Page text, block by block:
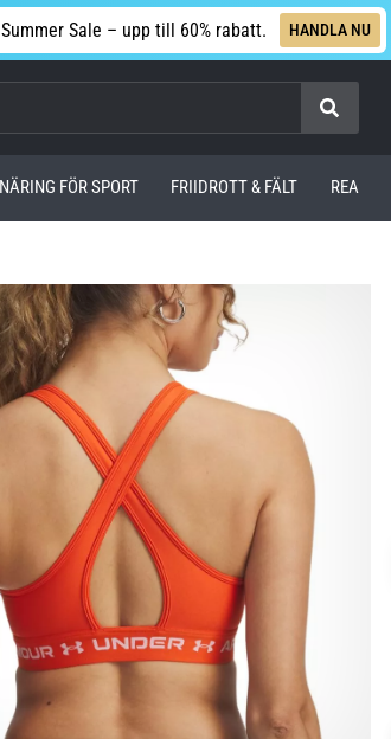
Sale – upp till 60% rabatt. HANDLA NU
NÄRING FÖR SPORT FRIIDROTT & FÄLT REA